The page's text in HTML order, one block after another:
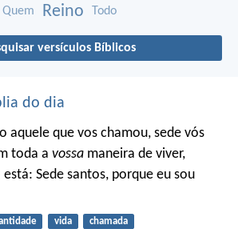
Quem Reino Todo
versículos Bíblicos
do dia
aquele que vos chamou, sede vós
toda a vossa maneira de viver,
Sede santos, porque eu sou
vida chamada